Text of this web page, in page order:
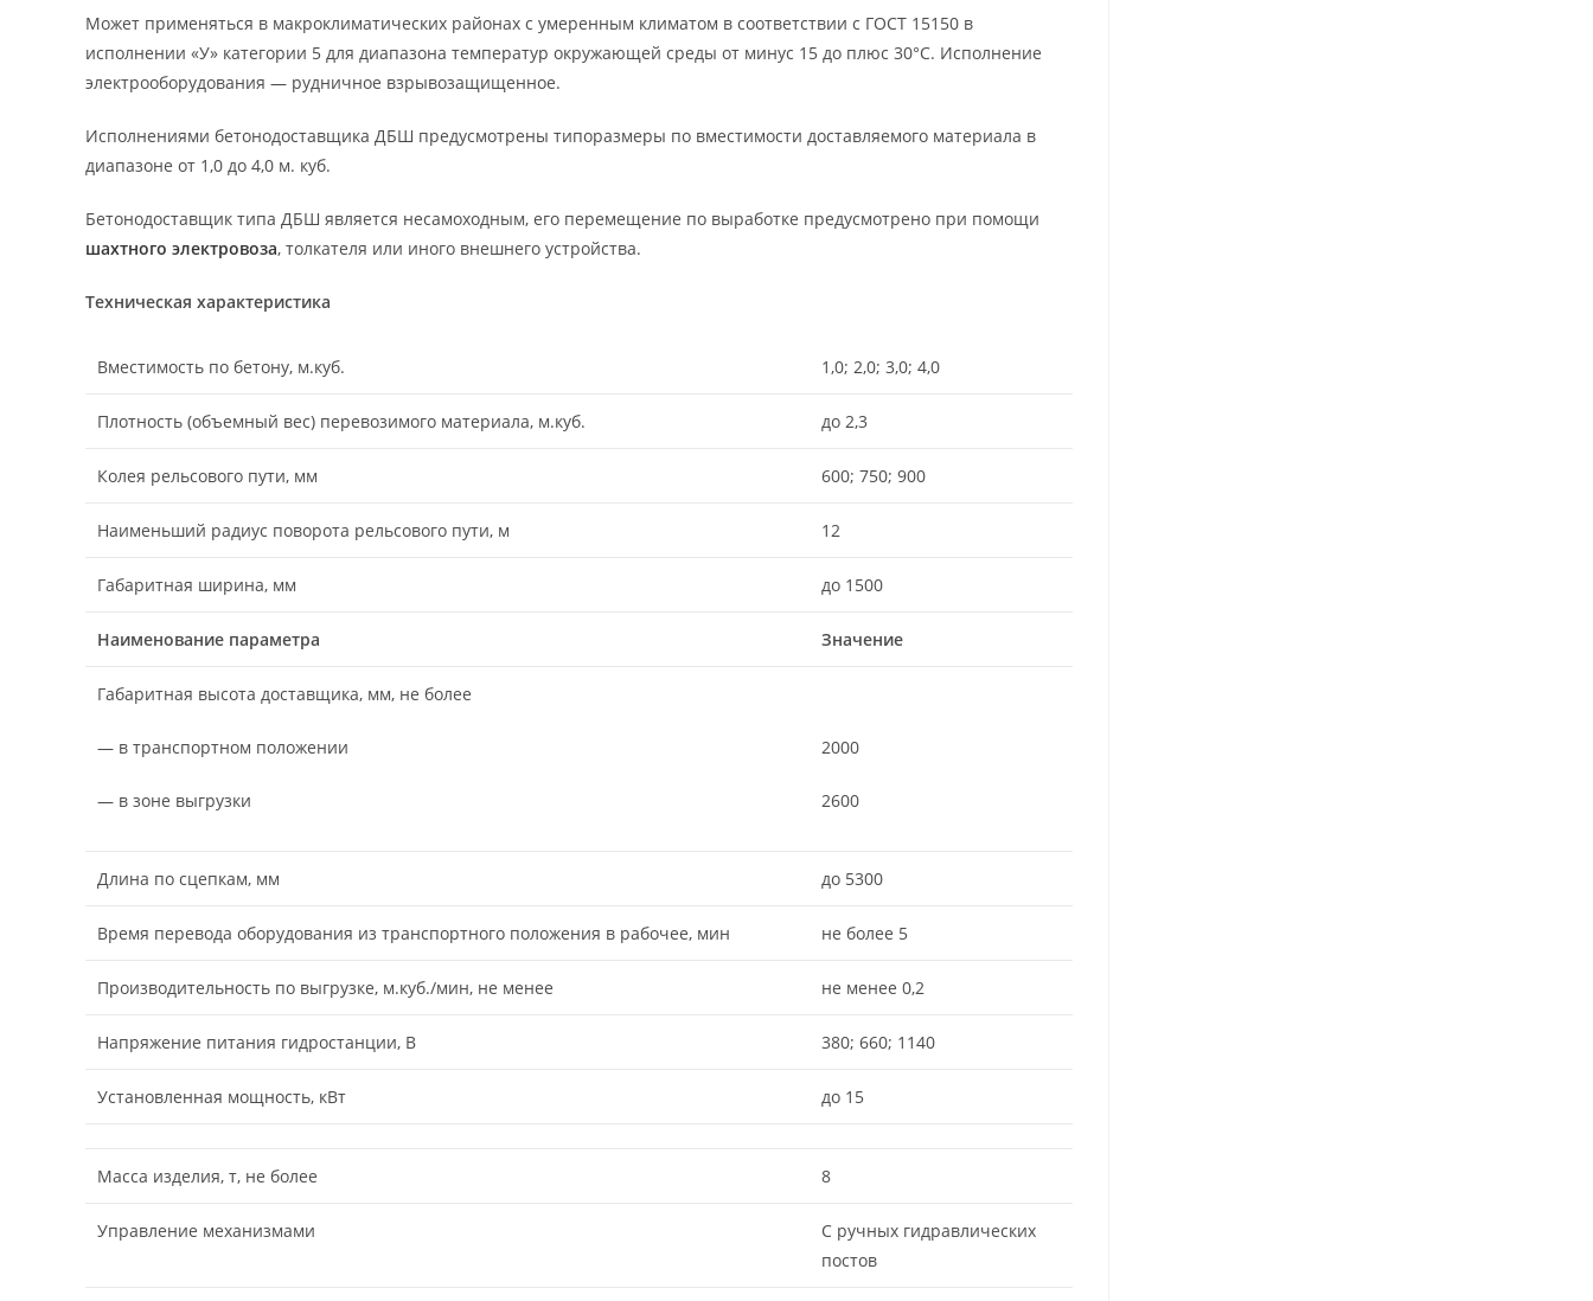
Может применяться в макроклиматических районах с умеренным климатом в соответствии с ГОСТ 15150 в
исполнении «У» категории 5 для диапазона температур окружающей среды от минус 15 до плюс 30°С. Исполнение
электрооборудования — рудничное взрывозащищенное.
Исполнениями бетонодоставщика ДБШ предусмотрены типоразмеры по вместимости доставляемого материала в
диапазоне от 1,0 до 4,0 м. куб.
Бетонодоставщик типа ДБШ является несамоходным, его перемещение по выработке предусмотрено при помощи
шахтного электровоза, толкателя или иного внешнего устройства.
Техническая характеристика
Наименование параметра Значение
Вместимость по бетону, м.куб. 1,0; 2,0; 3,0; 4,0
Плотность (объемный вес) перевозимого материала, м.куб. до 2,3
Колея рельсового пути, мм 600; 750; 900
Наименьший радиус поворота рельсового пути, м 12
Габаритная ширина, мм до 1500
Габаритная высота доставщика, мм, не более
— в транспортном положении
— в зоне выгрузки
2000
2600
Длина по сцепкам, мм до 5300
Время перевода оборудования из транспортного положения в рабочее, мин не более 5
Производительность по выгрузке, м.куб./мин, не менее не менее 0,2
Напряжение питания гидростанции, В 380; 660; 1140
Установленная мощность, кВт до 15
Масса изделия, т, не более 8
Управление механизмами
С ручных гидравлических
постов